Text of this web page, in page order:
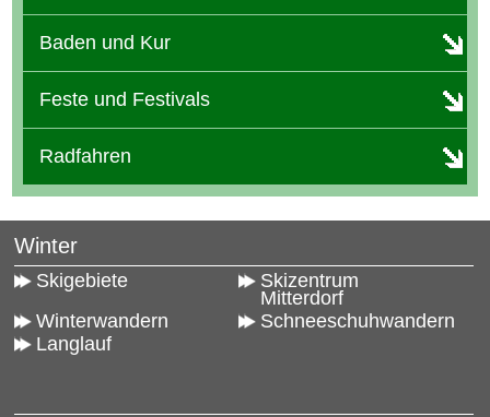
Baden und Kur
Feste und Festivals
Radfahren
Winter
Skigebiete
Skizentrum
Mitterdorf
Winterwandern
Schneeschuhwandern
Langlauf